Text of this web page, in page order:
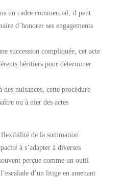
un cadre commercial, il peut
d’honorer ses engagements
succession compliquée, cet acte
héritiers pour déterminer
des nuisances, cette procédure
ou à nier des actes
de la sommation
à s’adapter à diverses
perçue comme un outil
d’un litige en amenant